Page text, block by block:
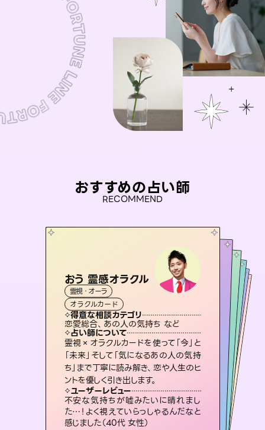
おすすめの占い師
RECOMMEND
おう 霊感オラクル
霊視・オーラ
オラクルカード
得意な相談カテゴリ
恋愛総合、あの人の気持ち など
占い師について
霊視×オラクルカードを使って「今」と
「未来」そして「気になるあの人の気持
ち」まで丁寧に読み解き、恋や人生のヒ
ントを優しく引き出します。
ユーザーレビュー
不安な気持ちが嘘みたいに晴れまし
た…！よく視えていらっしゃるんだなと
感じました（40代 女性）
アイリス -iris-
西洋占星術
ルーン
得意な相談カテゴリ
恋愛総合、片想い、二人の未来 など
占い師について
復縁、恋愛、不倫の行方、同性愛や片
思い、仕事関係や借金問題まで知りた
いことや心の負担になっていることを
紐解き、背中をそっと押して導きます。
ユーザーレビュー
安心感のあり、言い切ってくれる所や濁
さない鑑定のおかげで、毎回自分の気
持ちを整えられます（30代 男性）
セラピスト理恵
霊視・オーラ
スピリチュアル・リーディング
得意な相談カテゴリ
片想い、二人の未来、年の差 など
占い師について
連絡再開、復縁、成就などの報告実績
多数。セラピストとして2万超の施術経
験があるからこそできる鑑定で、より良
い未来をサポートします。
ユーザーレビュー
とても心温まる鑑定でした。しかもこち
らは何も言っていないのに視えていらっ
しゃるんだなと驚きです（30代女性）
彗望
霊視・オーラ
スピリチュアル・リーディング
得意な相談カテゴリ
片想い、あの人の気持ち、復縁 など
占い師について
3,700年以上の歴史を持つ東洋最古の占術「易占」で詳細まで占い、幸せへ向かう道筋を示します。厳しい結果にも具体的な対策をお伝えします。
ユーザーレビュー
複雑な背景もしっかり聞いて鑑定して
いただけました。気持ちが楽になりまし
た（50代 女性）
未来視師＊花
スピリチュアル・リーディング
得意な相談カテゴリ
出逢い、片想い、復縁 など
占い師について
未来には何パターンもの選択肢があり
ます。不安で視えにくくなっているあな
たの素敵な未来を見つけ、その未来を
選択できるようアドバイスします。
ユーザーレビュー
職場の人の性質や人間関係、本心など
本当によく視えていてびっくり。対策が
打てて前向きになれます（40代）
霊視・オーラ タロット
スピリチュアル・リーディング
得意な相談カテゴリ
片想い、あの人の気持ち、復縁 など
占い師について
恋愛のお悩みの中でも特に「曖昧な関
係」の相談を得意としており、友達以上
恋人未満なお相手との今後や本音を丁
寧に読み解き恋愛成就へと導きます。
ユーザーレビュー
鑑定していただいてアドバイス通りに行
動すると仲が復活してきました。ありが
とうございました（40代 女性）